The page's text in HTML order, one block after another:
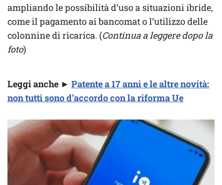
ampliando le possibilità d’uso a situazioni ibride,
come il pagamento ai bancomat o l’utilizzo delle
colonnine di ricarica. (Continua a leggere dopo la
foto)
Leggi anche ► Patente a 17 anni e le altre novità:
non tutti sono d’accordo con la riforma Ue